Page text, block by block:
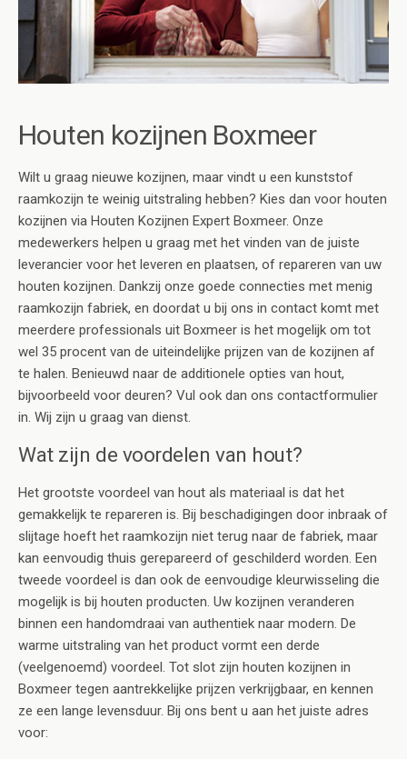
Houten kozijnen Boxmeer
Wilt u graag nieuwe kozijnen, maar vindt u een kunststof
raamkozijn te weinig uitstraling hebben? Kies dan voor houten
kozijnen via Houten Kozijnen Expert Boxmeer. Onze
medewerkers helpen u graag met het vinden van de juiste
leverancier voor het leveren en plaatsen, of repareren van uw
houten kozijnen. Dankzij onze goede connecties met menig
raamkozijn fabriek, en doordat u bij ons in contact komt met
meerdere professionals uit Boxmeer is het mogelijk om tot
wel 35 procent van de uiteindelijke prijzen van de kozijnen af
te halen. Benieuwd naar de additionele opties van hout,
bijvoorbeeld voor deuren? Vul ook dan ons contactformulier
in. Wij zijn u graag van dienst.
Wat zijn de voordelen van hout?
Het grootste voordeel van hout als materiaal is dat het
gemakkelijk te repareren is. Bij beschadigingen door inbraak of
slijtage hoeft het raamkozijn niet terug naar de fabriek, maar
kan eenvoudig thuis gerepareerd of geschilderd worden. Een
tweede voordeel is dan ook de eenvoudige kleurwisseling die
mogelijk is bij houten producten. Uw kozijnen veranderen
binnen een handomdraai van authentiek naar modern. De
warme uitstraling van het product vormt een derde
(veelgenoemd) voordeel. Tot slot zijn houten kozijnen in
Boxmeer tegen aantrekkelijke prijzen verkrijgbaar, en kennen
ze een lange levensduur. Bij ons bent u aan het juiste adres
voor: